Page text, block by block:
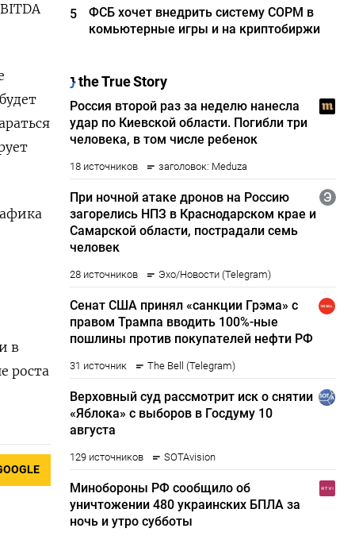
в
роста
5
ФСБ хочет внедрить систему СОРМ в
комьютерные игры и на криптобиржи